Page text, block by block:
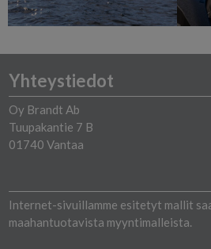
Yhteystiedot
Oy Brandt Ab
Tuupakantie 7 B
01740 Vantaa
Internet-sivuillamme esitetyt mallit
maahantuotavista myyntimalleista.